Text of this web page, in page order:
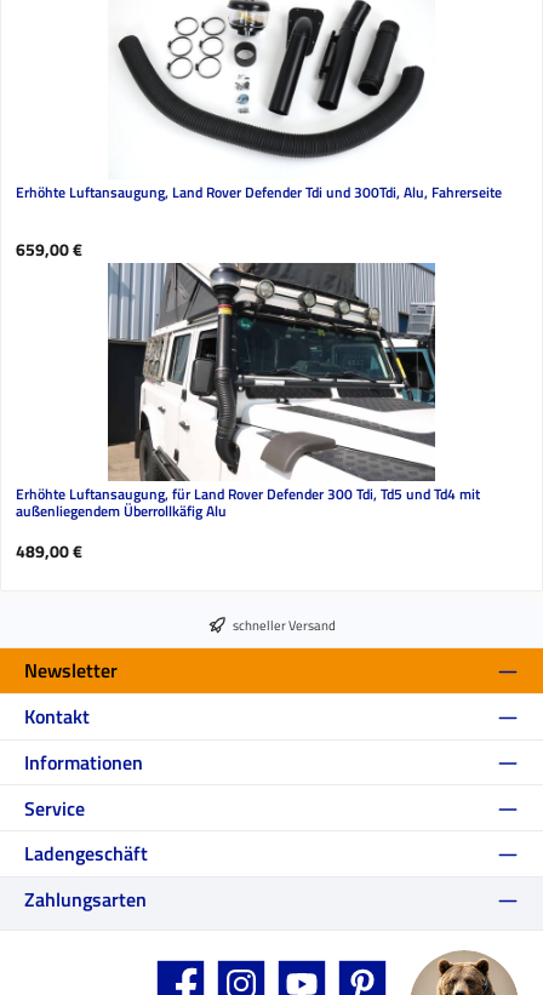
Erhöhte Luftansaugung, Land Rover Defender Tdi und 300Tdi, Alu, Fahrerseite
Regulärer Preis:
659,00 €
Erhöhte Luftansaugung, für Land Rover Defender 300 Tdi, Td5 und Td4 mit
außenliegendem Überrollkäfig Alu
Regulärer Preis:
489,00 €
schneller Versand
Newsletter
Kontakt
Informationen
Service
Ladengeschäft
Zahlungsarten